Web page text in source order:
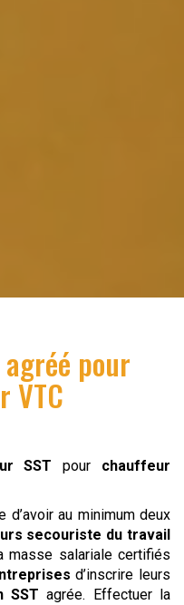
agréé pour
VTC
SST pour chauffeur
au minimum deux
secouriste du travail
masse salariale certifiés
d’inscrire leurs
SST agrée. Effectuer la